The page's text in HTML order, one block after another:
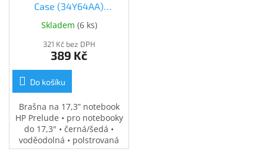
Case (34Y64AA)
(34Y64AA)
Skladem (6 ks)
321 Kč bez DPH
389 Kč
Do košíku
Brašna na 17,3” notebook
HP Prelude • pro notebooky
do 17,3" • černá/šedá •
voděodolná • polstrovaná
přihrádka na notebook •